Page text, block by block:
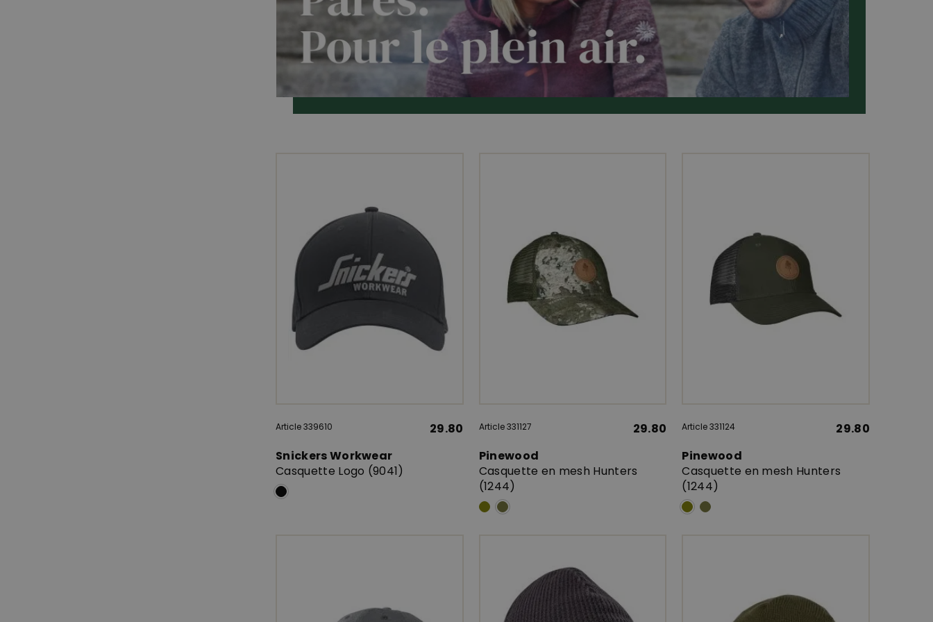
Article 339610
29.80
Snickers Workwear
Casquette Logo (9041)
Article 331127
29.80
Pinewood
Casquette en mesh Hunters
(1244)
Article 331124
29.80
Pinewood
Casquette en mesh Hunters
(1244)